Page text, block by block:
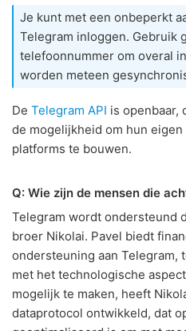
Je kunt met een onbeperkt
Telegram inloggen. Gebruik
telefoonnummer om overal
worden meteen
De Telegram API is openbaar,
de mogelijkheid om hun
platforms te bouwen.
Q: Wie zijn de mensen die
Telegram wordt ondersteund
broer Nikolai. Pavel biedt
ondersteuning aan Telegram,
met het technologische
mogelijk te maken, heeft
dataprotocol ontwikkeld, dat